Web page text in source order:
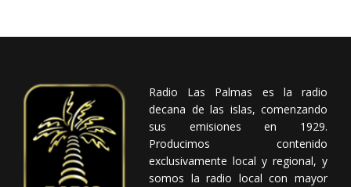
Radio Las Palmas es la radio
decana de las islas, comenzando
sus emisiones en 1929.
Producimos contenido
exclusivamente local y regional, y
somos la radio local con mayor